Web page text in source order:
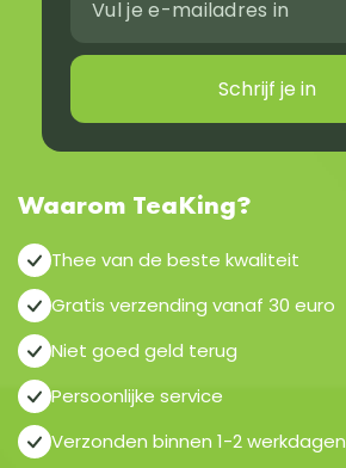
Schrijf je in
Waarom TeaKing?
Thee van de beste kwaliteit
Gratis verzending vanaf 30 euro
Niet goed geld terug
Persoonlijke service
Verzonden binnen 1-2 werkdagen